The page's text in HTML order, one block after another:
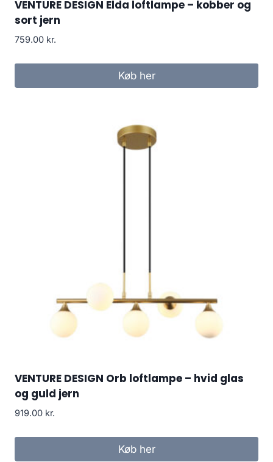
VENTURE DESIGN Elda loftlampe – kobber og
sort jern
759.00 kr.
Køb her
VENTURE DESIGN Orb loftlampe – hvid glas
og guld jern
919.00 kr.
Køb her